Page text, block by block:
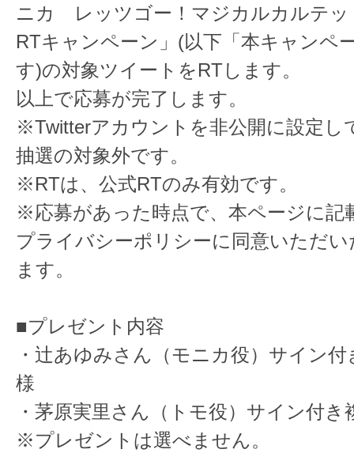
ニカ レッツゴー！マジカルカルテ
RTキャンペーン」(以下「本キャンペ
す)の対象ツイートをRTします。
以上で応募が完了します。
※Twitterアカウントを非公開に設定し
抽選の対象外です。
※RTは、公式RTのみ有効です。
※応募があった時点で、本ページに記
プライバシーポリシーに同意いただ
ます。
■プレゼント内容
・辻あゆみさん（モニカ役）サイン付
様
・茅原実里さん（トモ役）サイン付き
※プレゼントは選べません。